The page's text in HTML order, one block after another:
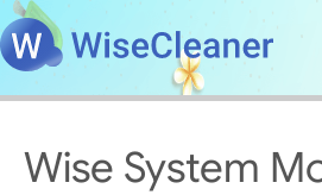
Wise System